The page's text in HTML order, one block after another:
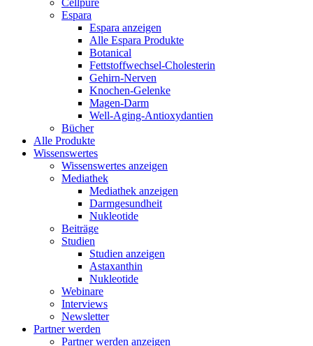
Cellpure
Espara
Espara anzeigen
Alle Espara Produkte
Botanical
Fettstoffwechsel-Cholesterin
Gehirn-Nerven
Knochen-Gelenke
Magen-Darm
Well-Aging-Antioxydantien
Bücher
Alle Produkte
Wissenswertes
Wissenswertes anzeigen
Mediathek
Mediathek anzeigen
Darmgesundheit
Nukleotide
Beiträge
Studien
Studien anzeigen
Astaxanthin
Nukleotide
Webinare
Interviews
Newsletter
Partner werden
Partner werden anzeigen